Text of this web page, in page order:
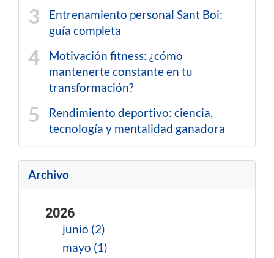
Entrenamiento personal Sant Boi:
guía completa
Motivación fitness: ¿cómo
mantenerte constante en tu
transformación?
Rendimiento deportivo: ciencia,
tecnología y mentalidad ganadora
Archivo
2026
junio (2)
mayo (1)